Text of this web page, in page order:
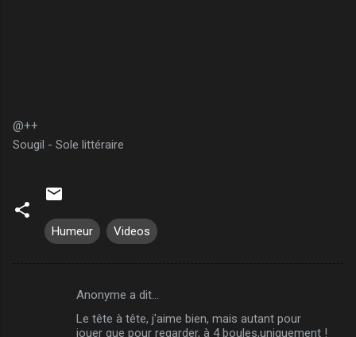
@++
Sougil - Sole littéraire
Humeur Videos
Anonyme a dit…
Le tête à tête, j'aime bien, mais autant pour
jouer que pour regarder, à 4 boules,uniquement !